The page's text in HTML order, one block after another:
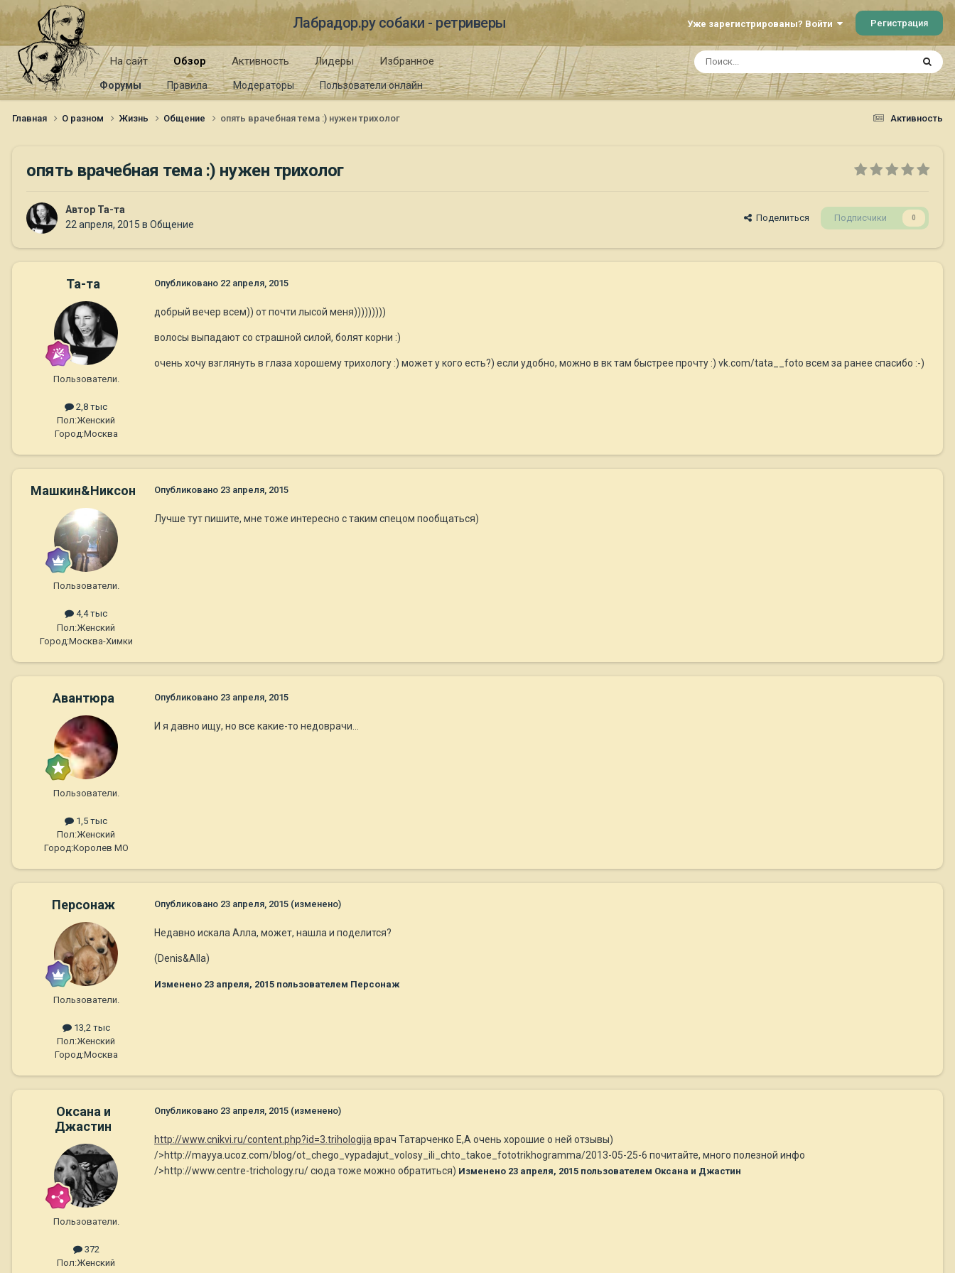
Лабрадор.ру собаки - ретриверы Уже зарегистрированы? Войти Регистрация
На сайт Обзор
Форумы Правила Модераторы Пользователи онлайн
Активность Лидеры Избранное
Активность
Главная О разном Жизнь Общение опять врачебная тема :) нужен трихолог
опять врачебная тема :) нужен трихолог
Автор Та-та
22 апреля, 2015 в Общение
Поделиться Подписчики 0
Та-та
Пользователи.
2,8 тыс
Пол:Женский
Город:Москва
Опубликовано 22 апреля, 2015
добрый вечер всем)) от почти лысой меня)))))))))
волосы выпадают со страшной силой, болят корни :)
очень хочу взглянуть в глаза хорошему трихологу :) может у кого есть?) если удобно, можно в вк там быстрее прочту :) vk.com/tata__foto всем за ранее спасибо :-)
Машкин&Никсон
Пользователи.
4,4 тыс
Пол:Женский
Город:Москва-Химки
Опубликовано 23 апреля, 2015
Лучше тут пишите, мне тоже интересно с таким спецом пообщаться)
Авантюра
Пользователи.
1,5 тыс
Пол:Женский
Город:Королев МО
Опубликовано 23 апреля, 2015
И я давно ищу, но все какие-то недоврачи...
Персонаж
Пользователи.
13,2 тыс
Пол:Женский
Город:Москва
Опубликовано 23 апреля, 2015 (изменено)
Недавно искала Алла, может, нашла и поделится?
(Denis&Alla)
Изменено 23 апреля, 2015 пользователем Персонаж
Оксана и
Джастин
Пользователи.
372
Пол:Женский
Опубликовано 23 апреля, 2015 (изменено)
http://www.cnikvi.ru/content.php?id=3.trihologija врач Татарченко Е,А очень хорошие о ней отзывы)
/>http://mayya.ucoz.com/blog/ot_chego_vypadajut_volosy_ili_chto_takoe_fototrikhogramma/2013-05-25-6 почитайте, много полезной инфо
/>http://www.centre-trichology.ru/ сюда тоже можно обратиться) Изменено 23 апреля, 2015 пользователем Оксана и Джастин